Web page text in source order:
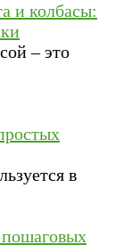
и колбасы:
– это
в